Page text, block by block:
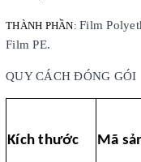
THÀNH PHẦN: Film
Film PE.
QUY CÁCH ĐÓNG GÓI
Kích thước Mã